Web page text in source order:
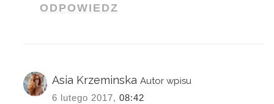
ODPOWIEDZ
Asia Krzeminska Autor wpisu
6 lutego 2017, 08:42